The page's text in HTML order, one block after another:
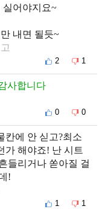
실어야지요~
내면 될듯~
2 1
사합니다
0 0
칸에 안 싣고?최소
가 해야죠! 난 시트
들리거나 쏟아질 걸
!
1 1